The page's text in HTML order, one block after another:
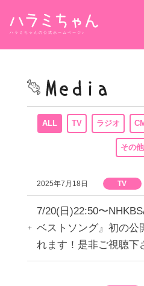
content
ハラミちゃんの公式ホームページ♪
ALL TV ラジオ
その他
2025年7月18日 TV
7/20(日)22:50〜
ベストソング』初の公
れます！是非ご視聴下